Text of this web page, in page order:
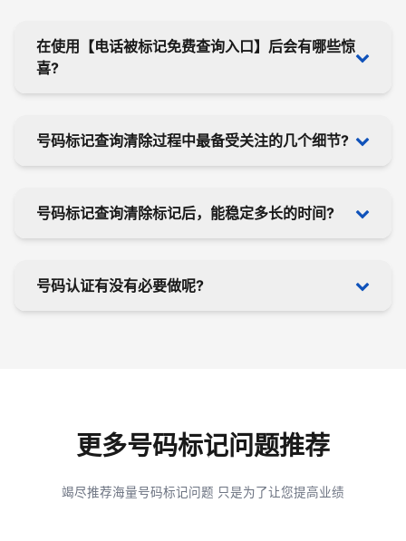
在使用【电话被标记免费查询入口】后会有哪些惊
喜?
了解问题的起因之后，就能完美解决问题。
号码标记查询清除过程中最备受关注的几个细节?
足啊:
可专业找我们取消;
号码标记查询清除标记后，能稳定多长的时间?
的亲和态度有关，保持良好态度舒心沟通可保持更持
号码认证有没有必要做呢?
更多号码标记问题推荐
竭尽推荐海量号码标记问题 只是为了让您提高业绩